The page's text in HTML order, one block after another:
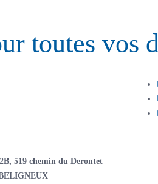
toutes vos
519 chemin du Derontet